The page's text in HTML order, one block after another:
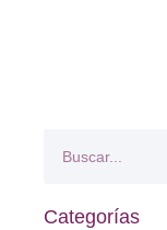
Categorías